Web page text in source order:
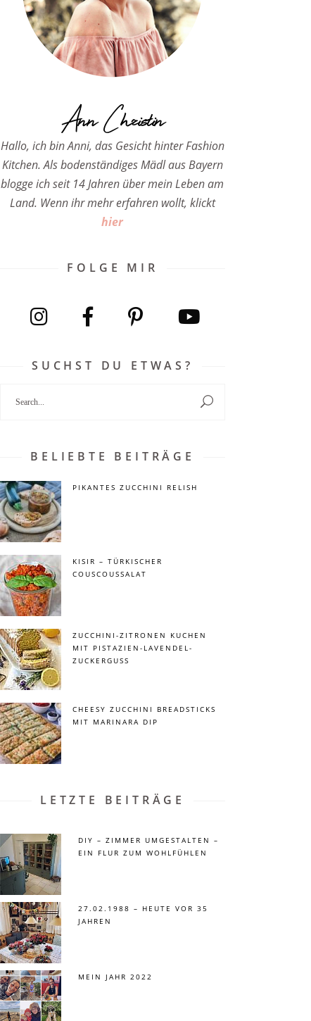
Ann Christin
Hallo, ich bin Anni, das Gesicht hinter Fashion
Kitchen. Als bodenständiges Mädl aus Bayern
blogge ich seit 14 Jahren über mein Leben am
Land. Wenn ihr mehr erfahren wollt, klickt
hier
FOLGE MIR
SUCHST DU ETWAS?
BELIEBTE BEITRÄGE
PIKANTES ZUCCHINI RELISH
KISIR – TÜRKISCHER
COUSCOUSSALAT
ZUCCHINI-ZITRONEN KUCHEN
MIT PISTAZIEN-LAVENDEL-
ZUCKERGUSS
CHEESY ZUCCHINI BREADSTICKS
MIT MARINARA DIP
LETZTE BEITRÄGE
DIY – ZIMMER UMGESTALTEN –
EIN FLUR ZUM WOHLFÜHLEN
27.02.1988 – HEUTE VOR 35
JAHREN
MEIN JAHR 2022